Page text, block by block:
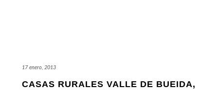
17 enero, 2013
CASAS RURALES VALLE DE BUEIDA,